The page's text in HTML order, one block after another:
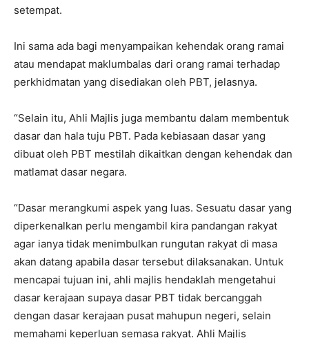
setempat.
Ini sama ada bagi menyampaikan kehendak orang ramai
atau mendapat maklumbalas dari orang ramai terhadap
perkhidmatan yang disediakan oleh PBT, jelasnya.
“Selain itu, Ahli Majlis juga membantu dalam membentuk
dasar dan hala tuju PBT. Pada kebiasaan dasar yang
dibuat oleh PBT mestilah dikaitkan dengan kehendak dan
matlamat dasar negara.
“Dasar merangkumi aspek yang luas. Sesuatu dasar yang
diperkenalkan perlu mengambil kira pandangan rakyat
agar ianya tidak menimbulkan rungutan rakyat di masa
akan datang apabila dasar tersebut dilaksanakan. Untuk
mencapai tujuan ini, ahli majlis hendaklah mengetahui
dasar kerajaan supaya dasar PBT tidak bercanggah
dengan dasar kerajaan pusat mahupun negeri, selain
memahami keperluan semasa rakyat. Ahli Majlis